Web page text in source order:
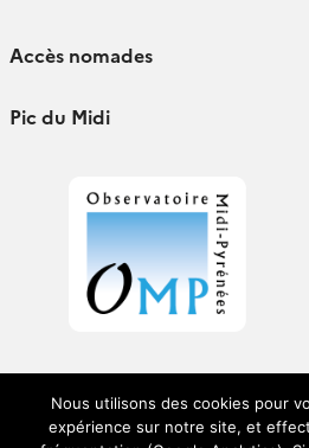
Accès nomades
Pic du Midi
Nous utilisons des cookies pour
expérience sur notre site, et